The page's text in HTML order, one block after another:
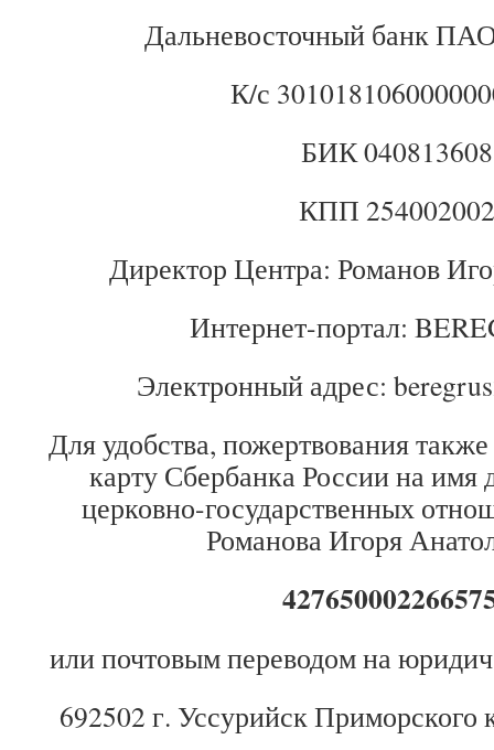
Дальневосточный банк
К/с
БИК 040813608
КПП 254002002
Директор Центра: Романов
Интернет-портал:
Электронный адрес:
Для удобства, пожертвования
карту Сбербанка России на имя
церковно-государственных
Романова Игоря
или почтовым переводом на
692502 г. Уссурийск Приморского